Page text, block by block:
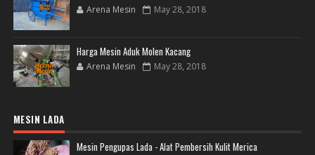
Arena Mesin May 28, 2018
Harga Mesin Aduk Molen Kacang
Arena Mesin May 28, 2018
MESIN LADA
Mesin Pengupas Lada - Alat Pembersih Kulit Merica